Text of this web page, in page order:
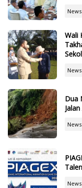
News
Wali
News
Dua
News
News